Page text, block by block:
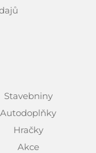
Stavebniny
Autodoplňky
Hračky
Akce